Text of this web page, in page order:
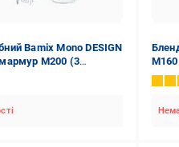
Bamix Mono DESIGN
мармур M200 (3
1024.027
М160